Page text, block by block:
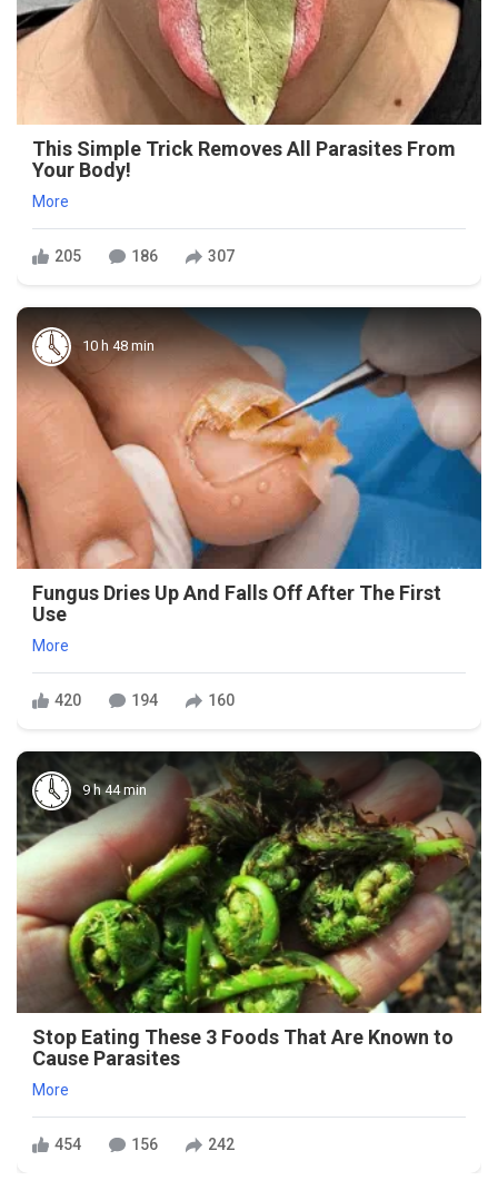
This Simple Trick Removes All Parasites From
Your Body!
More
205 186 307
10 h 48 min
Fungus Dries Up And Falls Off After The First
Use
More
420 194 160
9 h 44 min
Stop Eating These 3 Foods That Are Known to
Cause Parasites
More
454 156 242